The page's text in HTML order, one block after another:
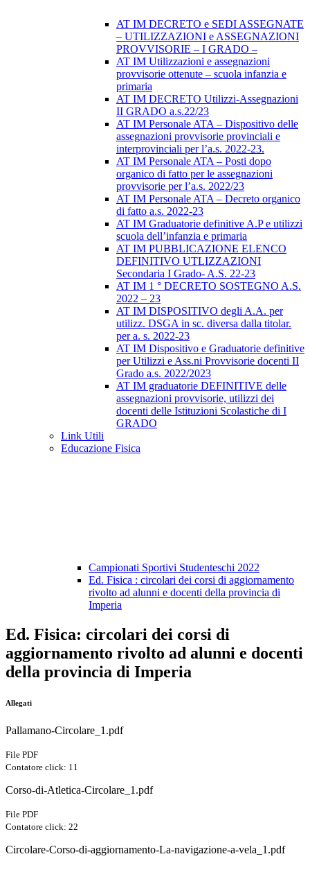
AT IM DECRETO e SEDI ASSEGNATE
– UTILIZZAZIONI e ASSEGNAZIONI
PROVVISORIE – I GRADO –
AT IM Utilizzazioni e assegnazioni
provvisorie ottenute – scuola infanzia e
primaria
AT IM DECRETO Utilizzi-Assegnazioni
II GRADO a.s.22/23
AT IM Personale ATA – Dispositivo delle
assegnazioni provvisorie provinciali e
interprovinciali per l’a.s. 2022-23.
AT IM Personale ATA – Posti dopo
organico di fatto per le assegnazioni
provvisorie per l’a.s. 2022/23
AT IM Personale ATA – Decreto organico
di fatto a.s. 2022-23
AT IM Graduatorie definitive A.P e utilizzi
scuola dell’infanzia e primaria
AT IM PUBBLICAZIONE ELENCO
DEFINITIVO UTLIZZAZIONI
Secondaria I Grado- A.S. 22-23
AT IM 1 ° DECRETO SOSTEGNO A.S.
2022 – 23
AT IM DISPOSITIVO degli A.A. per
utilizz. DSGA in sc. diversa dalla titolar.
per a. s. 2022-23
AT IM Dispositivo e Graduatorie definitive
per Utilizzi e Ass.ni Provvisorie docenti II
Grado a.s. 2022/2023
AT IM graduatorie DEFINITIVE delle
assegnazioni provvisorie, utilizzi dei
docenti delle Istituzioni Scolastiche di I
GRADO
Link Utili
Educazione Fisica
Campionati Sportivi Studenteschi 2022
Ed. Fisica : circolari dei corsi di aggiornamento
rivolto ad alunni e docenti della provincia di
Imperia
Ed. Fisica: circolari dei corsi di
aggiornamento rivolto ad alunni e docenti
della provincia di Imperia
Allegati
Pallamano-Circolare_1.pdf
File PDF
Contatore click: 11
Corso-di-Atletica-Circolare_1.pdf
File PDF
Contatore click: 22
Circolare-Corso-di-aggiornamento-La-navigazione-a-vela_1.pdf